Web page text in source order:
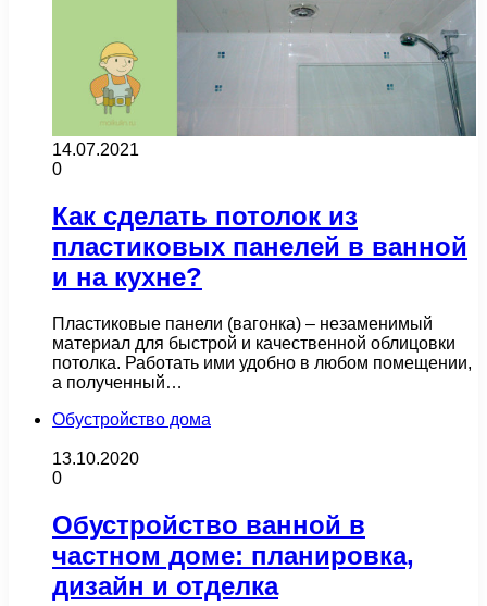
14.07.2021
0
Как сделать потолок из
пластиковых панелей в ванной
и на кухне?
Пластиковые панели (вагонка) – незаменимый
материал для быстрой и качественной облицовки
потолка. Работать ими удобно в любом помещении,
а полученный…
Обустройство дома
13.10.2020
0
Обустройство ванной в
частном доме: планировка,
дизайн и отделка